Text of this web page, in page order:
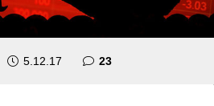
5.12.17 23komentara